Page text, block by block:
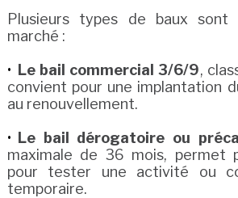
Plusieurs types de baux sont
marché :
Le bail commercial 3/6/9,
convient pour une implantation
au renouvellement.
Le bail dérogatoire ou
maximale de 36 mois, permet
pour tester une activité ou
temporaire.